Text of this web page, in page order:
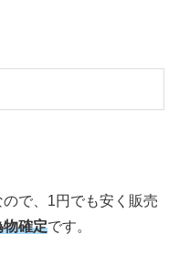
で、1円でも安く販売
物確定です。